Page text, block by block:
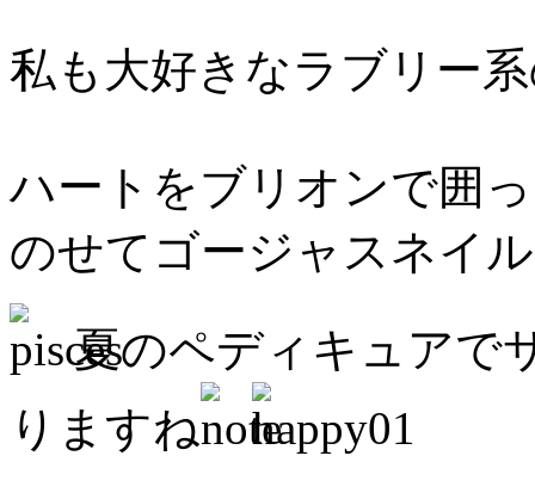
私も大好きなラブリー
ハートをブリオンで囲
のせてゴージャスネイ
夏のペディキュアで
りますね